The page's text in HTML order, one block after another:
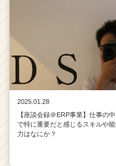
2025.01.28
【座談会録＠ERP事業】仕事の中
で特に重要だと感じるスキルや能
力はなにか？